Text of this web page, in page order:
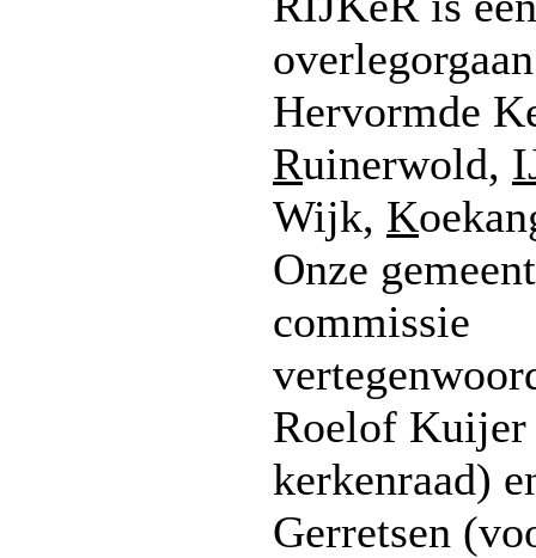
Hervormde
Ruinerwold,
Wijk, K
Onze
commissie
Roelof
kerkenraad)
Gerretsen